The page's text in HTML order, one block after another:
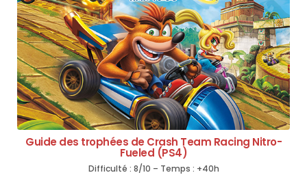
Guide des trophées de Crash Team Racing Nitro-
Fueled (PS4)
Difficulté : 8/10 – Temps : +40h